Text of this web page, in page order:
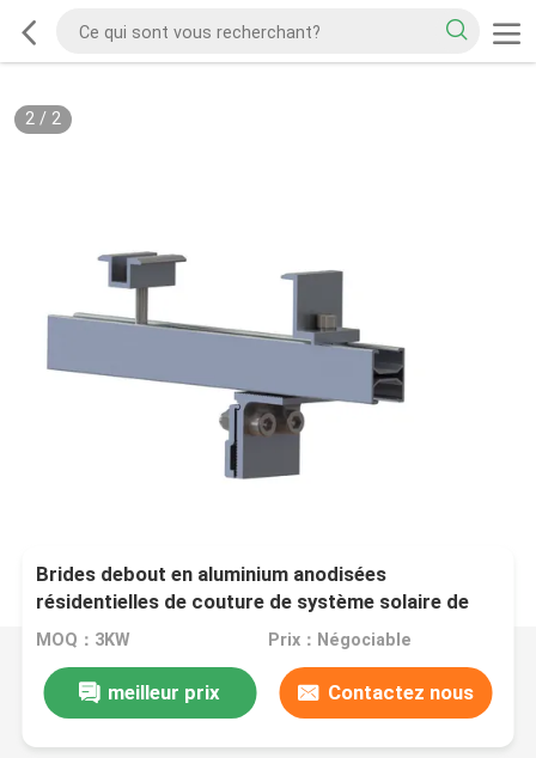
2/ 2
Brides debout en aluminium anodisées
résidentielles de couture de système solaire de
support de toit en métal
MOQ：3KW Prix：Négociable
meilleur prix Contactez nous